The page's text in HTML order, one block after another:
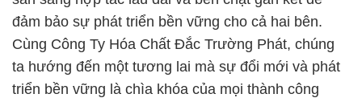
công nghiệp.
# Nơi chuyên bán ⌡ cung ứng Chlorine & Chlorine
Dạng Hạt 70% Nankai Star Chlon Nhật Bản Japan
# Địa chỉ cung ứng │ phân phối Chlorine & Chlorine